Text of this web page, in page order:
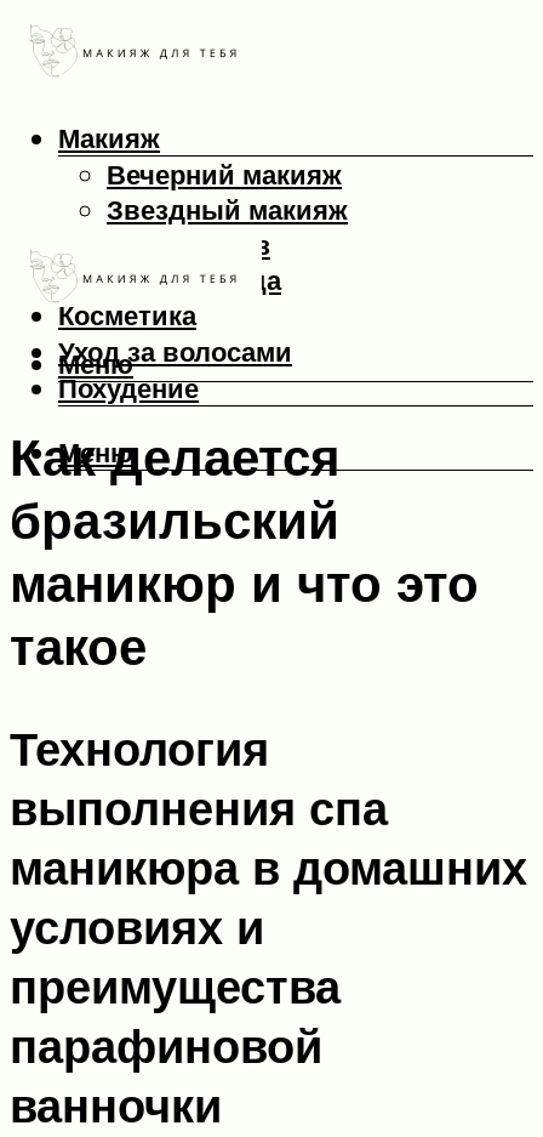
Макияж
Вечерний макияж
Звездный макияж
Макияж глаз
Макияж лица
Косметика
Уход за волосами
Похудение
Меню
Меню
Как делается
бразильский
маникюр и что это
такое
Технология
выполнения спа
маникюра в домашних
условиях и
преимущества
парафиновой
ванночки